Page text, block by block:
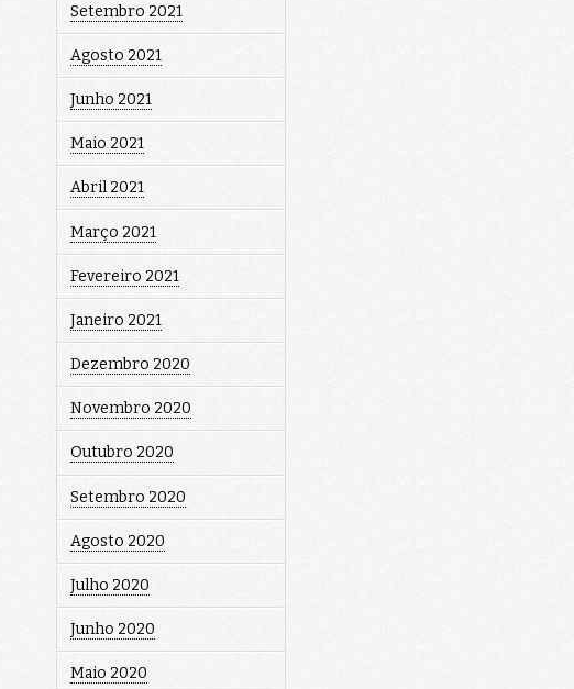
Setembro 2021
Agosto 2021
Junho 2021
Maio 2021
Abril 2021
Março 2021
Fevereiro 2021
Janeiro 2021
Dezembro 2020
Novembro 2020
Outubro 2020
Setembro 2020
Agosto 2020
Julho 2020
Junho 2020
Maio 2020